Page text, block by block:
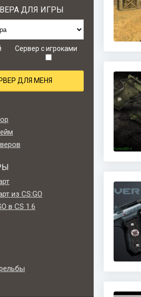
ДЛЯ ИГРЫ
Сервер с игроками
ДЛЯ МЕНЯ
из CS:GO
в CS 1.6